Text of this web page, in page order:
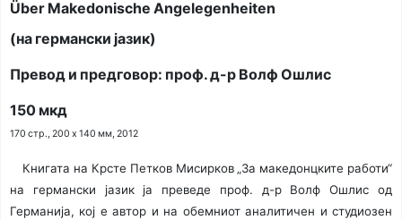
Über Makedonische Angelegenheiten
(на германски јазик)
Превод и предговор: проф. д-р Волф Ошлис
150 мкд
170 стр., 200 х 140 мм, 2012
Книгата на Крсте Петков Мисирков „За македонцките работи“
на германски јазик ја преведе проф. д-р Волф Ошлис од
Германија, кој е автор и на обемниот аналитичен и студиозен